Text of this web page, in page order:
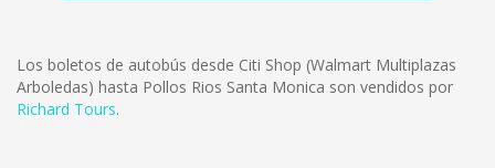
Los boletos de autobús desde Citi Shop (Walmart Multiplazas
Arboledas) hasta Pollos Rios Santa Monica son vendidos por
Richard Tours.